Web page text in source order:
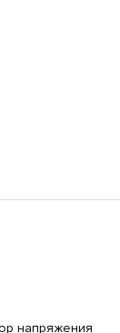
напряжения